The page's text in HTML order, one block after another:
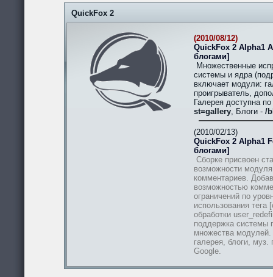
QuickFox 2
(2010/08/12)
QuickFox 2 Alpha1
блогами]
Множественные
системы и ядра
включает модули:
проигрыватель,
Галерея доступна
st=gallery, Блоги - /
(2010/02/13)
QuickFox 2 Alpha1
блогами]
Сборке присвоен
возможности
комментариев.
возможностью
ограничений по
использования тега
обработки
поддержка системы
множества
галерея, блоги, муз.
Google.